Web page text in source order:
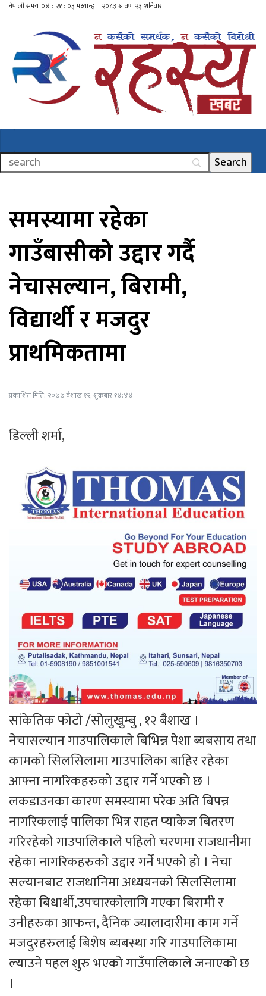
समस्यामा रहेका
गाउँबासीको उद्दार गर्दै
नेचासल्यान, बिरामी,
विद्यार्थी र मजदुर
प्राथमिकतामा
प्रकाशित मिति: २०७७ बैशाख १२, शुक्रबार १४:४४
डिल्ली शर्मा,
सांकेतिक फोटो /सोलुखुम्बु , १२ बैशाख ।
नेचासल्यान गाउपालिकाले बिभिन्न पेशा ब्यबसाय तथा
कामको सिलसिलामा गाउपालिका बाहिर रहेका
आफ्ना नागरिकहरुको उद्दार गर्ने भएको छ ।
लकडाउनका कारण समस्यामा परेक अति बिपन्न
नागरिकलाई पालिका भित्र राहत प्याकेज बितरण
गरिरहेको गाउपालिकाले पहिलो चरणमा राजधानीमा
रहेका नागरिकहरुको उद्दार गर्ने भएको हो । नेचा
सल्यानबाट राजधानिमा अध्ययनको सिलसिलामा
रहेका बिधार्थी,उपचारकोलागि गएका बिरामी र
उनीहरुका आफन्त, दैनिक ज्यालादारीमा काम गर्ने
मजदुरहरुलाई बिशेष ब्यबस्था गरि गाउपालिकामा
ल्याउने पहल शुरु भएको गाउँपालिकाले जनाएको छ
।